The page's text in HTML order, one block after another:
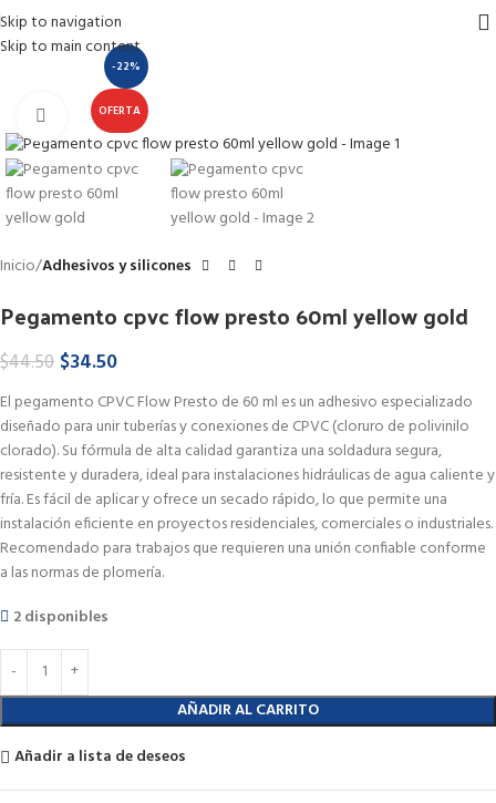
Skip to navigation
Skip to main content
-22%
OFERTA
Haga Click para agrandar
Inicio Adhesivos y silicones
Pegamento cpvc flow presto 60ml yellow gold
$44.50 $34.50
El pegamento CPVC Flow Presto de 60 ml es un adhesivo especializado
diseñado para unir tuberías y conexiones de CPVC (cloruro de polivinilo
clorado). Su fórmula de alta calidad garantiza una soldadura segura,
resistente y duradera, ideal para instalaciones hidráulicas de agua caliente y
fría. Es fácil de aplicar y ofrece un secado rápido, lo que permite una
instalación eficiente en proyectos residenciales, comerciales o industriales.
Recomendado para trabajos que requieren una unión confiable conforme
a las normas de plomería.
2 disponibles
AÑADIR AL CARRITO
Añadir a lista de deseos